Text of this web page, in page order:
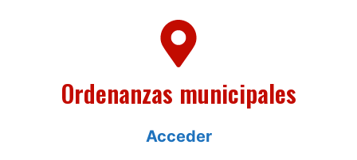
Ordenanzas municipales
Acceder